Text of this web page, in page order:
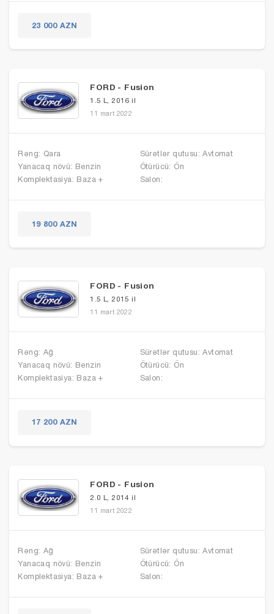
23 000 AZN
FORD - Fusion
1.5 L, 2016 il
11 mart 2022
Rəng: Qara
Yanacaq növü: Benzin
Komplektasiya: Baza +
Sürətlər qutusu: Avtomat
Ötürücü: Ön
Salon:
19 800 AZN
FORD - Fusion
1.5 L, 2015 il
11 mart 2022
Rəng: Ağ
Yanacaq növü: Benzin
Komplektasiya: Baza +
Sürətlər qutusu: Avtomat
Ötürücü: Ön
Salon:
17 200 AZN
FORD - Fusion
2.0 L, 2014 il
11 mart 2022
Rəng: Ağ
Yanacaq növü: Benzin
Komplektasiya: Baza +
Sürətlər qutusu: Avtomat
Ötürücü: Ön
Salon: